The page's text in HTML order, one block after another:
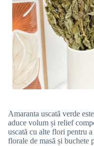
Amaranta uscată verde
aduce volum și relief
uscată cu alte flori pentru
florale de masă și buchete